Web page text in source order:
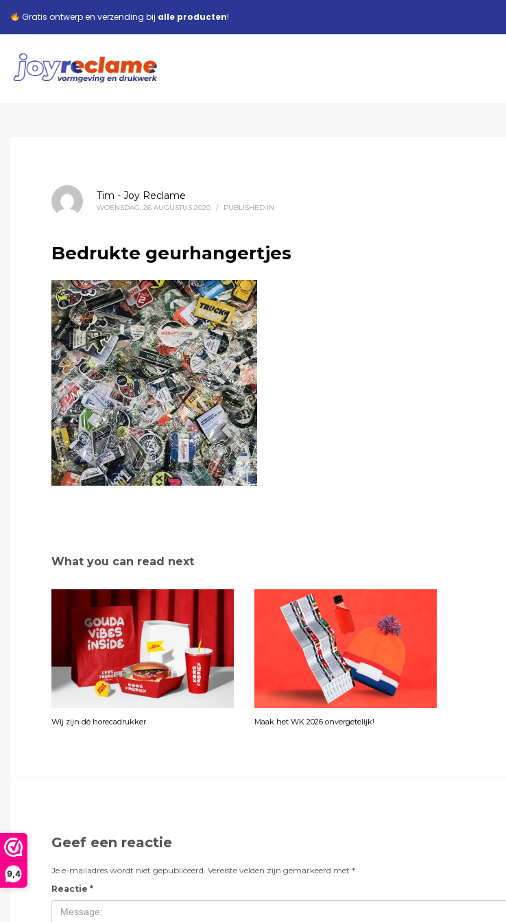
9,4
Gratis ontwerp en verzending bij alle producten!
Tim - Joy Reclame
WOENSDAG, 26 AUGUSTUS 2020 / PUBLISHED IN
Bedrukte geurhangertjes
What you can read next
Wij zijn dé horecadrukker Maak het WK 2026 onvergetelijk!
Geef een reactie
Je e-mailadres wordt niet gepubliceerd. Vereiste velden zijn gemarkeerd met *
Reactie *